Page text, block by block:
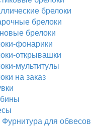
брелоки
брелоки
брелоки
фонарики
открывашки
мультитулы
на заказ
Фурнитура для обвесов